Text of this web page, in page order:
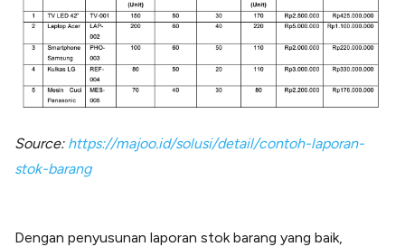
Source: https://majoo.id/solusi/detail/contoh-laporan-
stok-barang
Dengan penyusunan laporan stok barang yang baik,